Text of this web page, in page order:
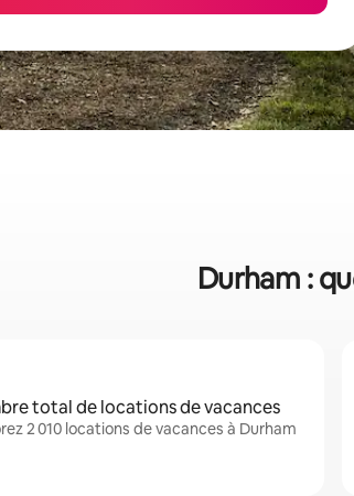
Durham :
total de locations de vacances
2 010 locations de vacances à Durham